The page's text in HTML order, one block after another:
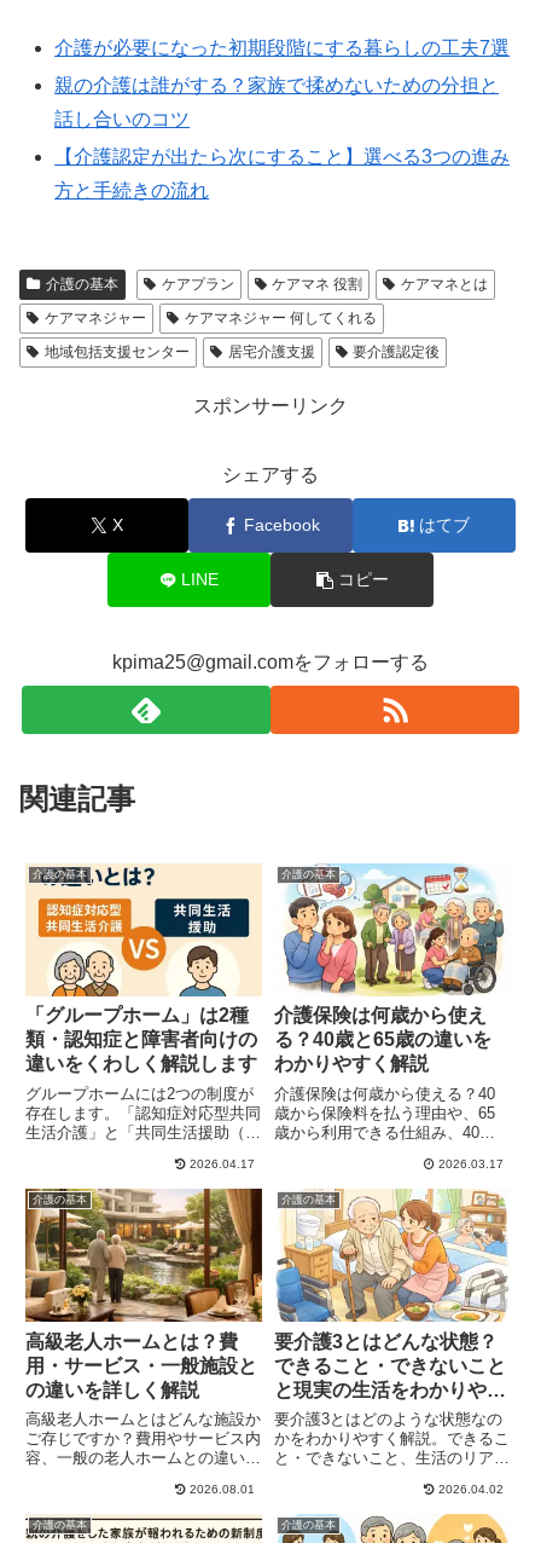
介護が必要になった初期段階にする暮らしの工夫7選
親の介護は誰がする？家族で揉めないための分担と
話し合いのコツ
【介護認定が出たら次にすること】選べる3つの進み
方と手続きの流れ
介護の基本 ケアプラン ケアマネ 役割
ケアマネとは
ケアマネジャー
ケアマネジャー 何してくれる
地域包括支援センター
居宅介護支援 要介護認定後
スポンサーリンク
シェアする
X Facebook はてブ
LINE コピー
kpima25@gmail.comをフォローする
関連記事
介護の基本
「グループホーム」は2種
類・認知症と障害者向けの
違いをくわしく解説します
グループホームには2つの制度が
存在します。「認知症対応型共同
生活介護」と「共同生活援助（障
象者も含めて初心者向けにわかり
やすく解説します。
2026.04.17
介護の基本
介護保険は何歳から使え
る？40歳と65歳の違いを
わかりやすく解説
介護保険は何歳から使える？40
歳から保険料を払う理由や、65
歳から利用できる仕組み、40〜
病）までわかりやすく解説しま
す。初めて介護制度を調べる方に
も理解しやすくまとめています。
2026.03.17
介護の基本
高級老人ホームとは？費
用・サービス・一般施設と
の違いを詳しく解説
高級老人ホームとはどんな施設か
ご存じですか？費用やサービス内
容、一般の老人ホームとの違いを
意点もまとめました。 2026.08.01
介護の基本
要介護3とはどんな状態？
できること・できないこと
と現実の生活をわかりやす
く解説
要介護3とはどのような状態なの
かをわかりやすく解説。できるこ
と・できないこと、生活のリア
サービスまで詳しく紹介します。
2026.04.02
介護の基本 介護の基本